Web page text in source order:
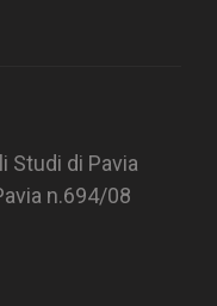
Studi di Pavia
n.694/08